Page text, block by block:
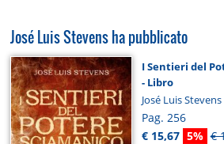
José Luis Stevens ha pubblicato
I Sentieri del
- Libro
José Luis Stevens
Pag. 256
€ 15,67 5% €